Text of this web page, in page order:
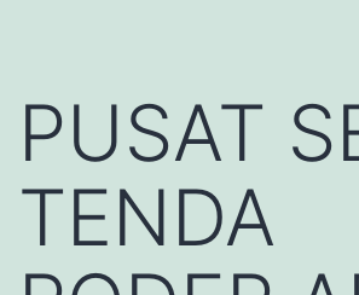
PUSAT
TENDA